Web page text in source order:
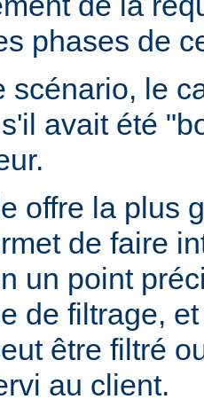
phases de
scénario, le
avait été
offre la plus
de faire
un point
de filtrage,
être filtré
au client.